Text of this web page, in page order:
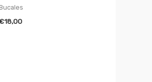
18,00